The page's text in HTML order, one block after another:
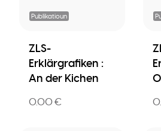
Publikatioun
ZLS-
Erklärgrafiken :
An der Kichen
0.00 €